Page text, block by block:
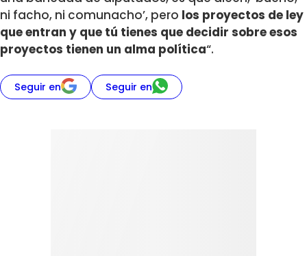
ni facho, ni comunacho’, pero los proyectos de ley
que entran y que tú tienes que decidir sobre esos
proyectos tienen un alma política“.
Seguir en Seguir en